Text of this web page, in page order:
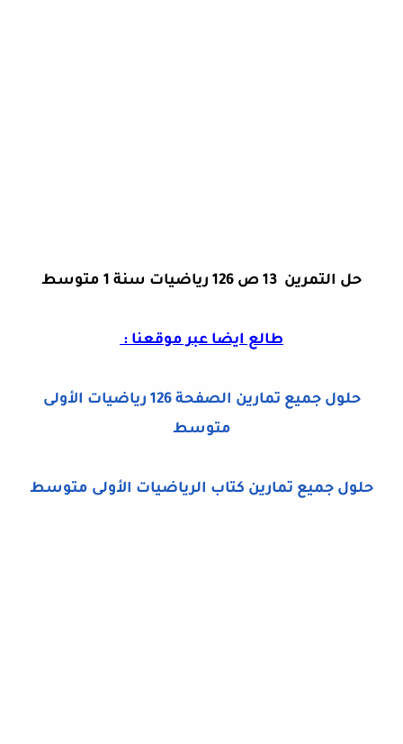
حل التمرين 13 ص 126 رياضيات سنة 1 متوسط
طالع ايضا عبر موقعنا :
حلول جميع تمارين الصفحة 126 رياضيات الأولى
متوسط
حلول جميع تمارين كتاب الرياضيات الأولى متوسط